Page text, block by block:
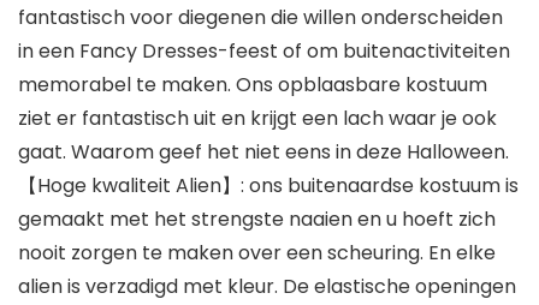
fantastisch voor diegenen die willen onderscheiden
in een Fancy Dresses-feest of om buitenactiviteiten
memorabel te maken. Ons opblaasbare kostuum
ziet er fantastisch uit en krijgt een lach waar je ook
gaat. Waarom geef het niet eens in deze Halloween.
【Hoge kwaliteit Alien】: ons buitenaardse kostuum is
gemaakt met het strengste naaien en u hoeft zich
nooit zorgen te maken over een scheuring. En elke
alien is verzadigd met kleur. De elastische openingen